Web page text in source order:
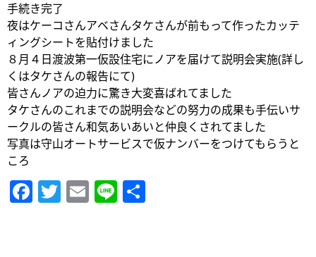
手続き完了
夜はケーコさんアベさんタケさんが前もって作ったカッテ
ィングシートを貼付けました
８月４日渡波第一仮設住宅にノアを届けて説明会実施(詳し
くはタケさんの報告にて)
皆さんノアの迫力に驚き大変喜ばれてました
タケさんのこれまでの説明会などの努力の成果も手伝いサ
ークルの皆さん和気あいあいと仲良くされてました
写真は守山オートサービスで仮ナンバーをつけてもらうと
ころ
Facebook
Twitter
Email
Line